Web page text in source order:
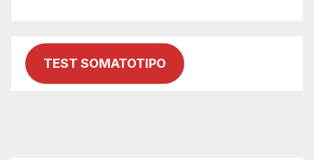
TEST SOMATOTIPO